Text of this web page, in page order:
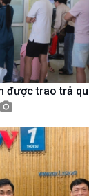
được trao trả